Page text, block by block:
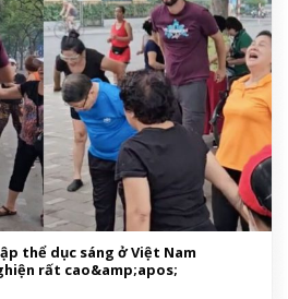
thể dục sáng ở Việt Nam
rất cao&amp;apos;